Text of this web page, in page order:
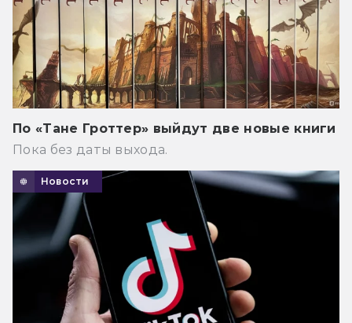
По «Тане Гроттер» выйдут две новые книги
Пока без даты выхода.
Новости